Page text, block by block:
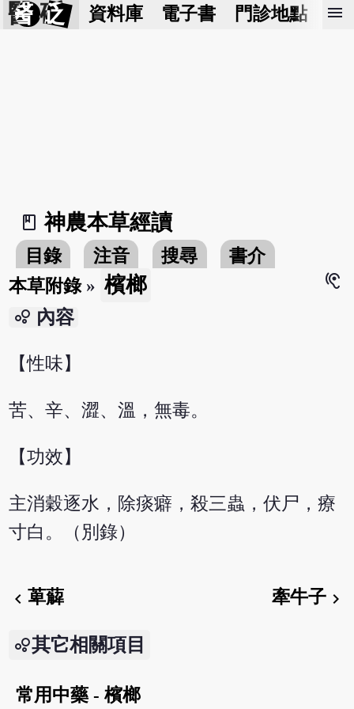
醫 砭 資料庫 電子書 門診地點 預
menu
book_2
神農本草經讀
目錄 注音 搜尋
書介
本草附錄» 檳榔
hearing
bubble_chart 內容
【性味】
苦、辛、澀、溫，無毒。
【功效】
主消穀逐水，除痰癖，殺三蟲，伏尸，療
寸白。（別錄）
chevron_left 萆薢 牽牛子chevron_right
其它相關項目
常用中藥 - 檳榔